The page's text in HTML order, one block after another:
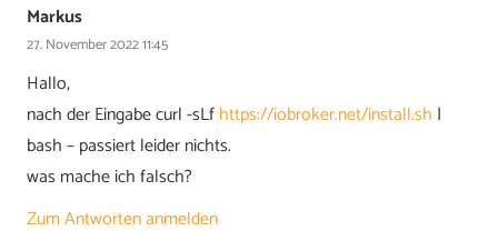
Markus
27. November 2022 11:45
Hallo,
nach der Eingabe curl -sLfhttps://iobroker.net/install.sh |
bash – passiert leider nichts.
was mache ich falsch?
Zum Antworten anmelden